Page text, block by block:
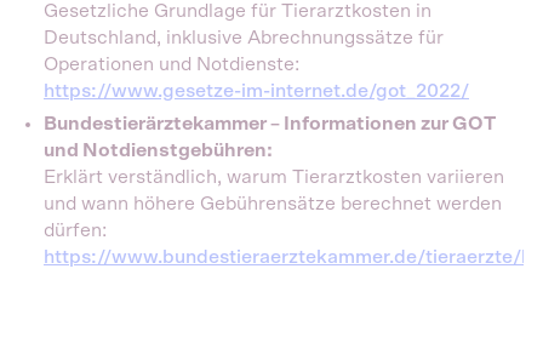
Gesetzliche Grundlage für Tierarztkosten in
Deutschland, inklusive Abrechnungssätze für
Operationen und Notdienste:
https://www.gesetze-im-internet.de/got_2022/
Bundestierärztekammer – Informationen zur GOT
und Notdienstgebühren:
Erklärt verständlich, warum Tierarztkosten variieren
und wann höhere Gebührensätze berechnet werden
dürfen:
https://www.bundestieraerztekammer.de/tieraerzte/